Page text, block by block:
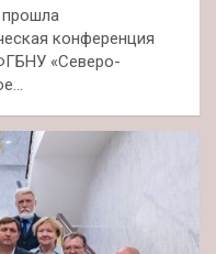
конференция
«Северо-